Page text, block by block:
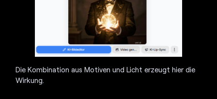
Die Kombination aus Motiven und Licht erzeugt hier die
Wirkung.